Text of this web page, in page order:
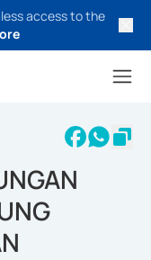
access to the